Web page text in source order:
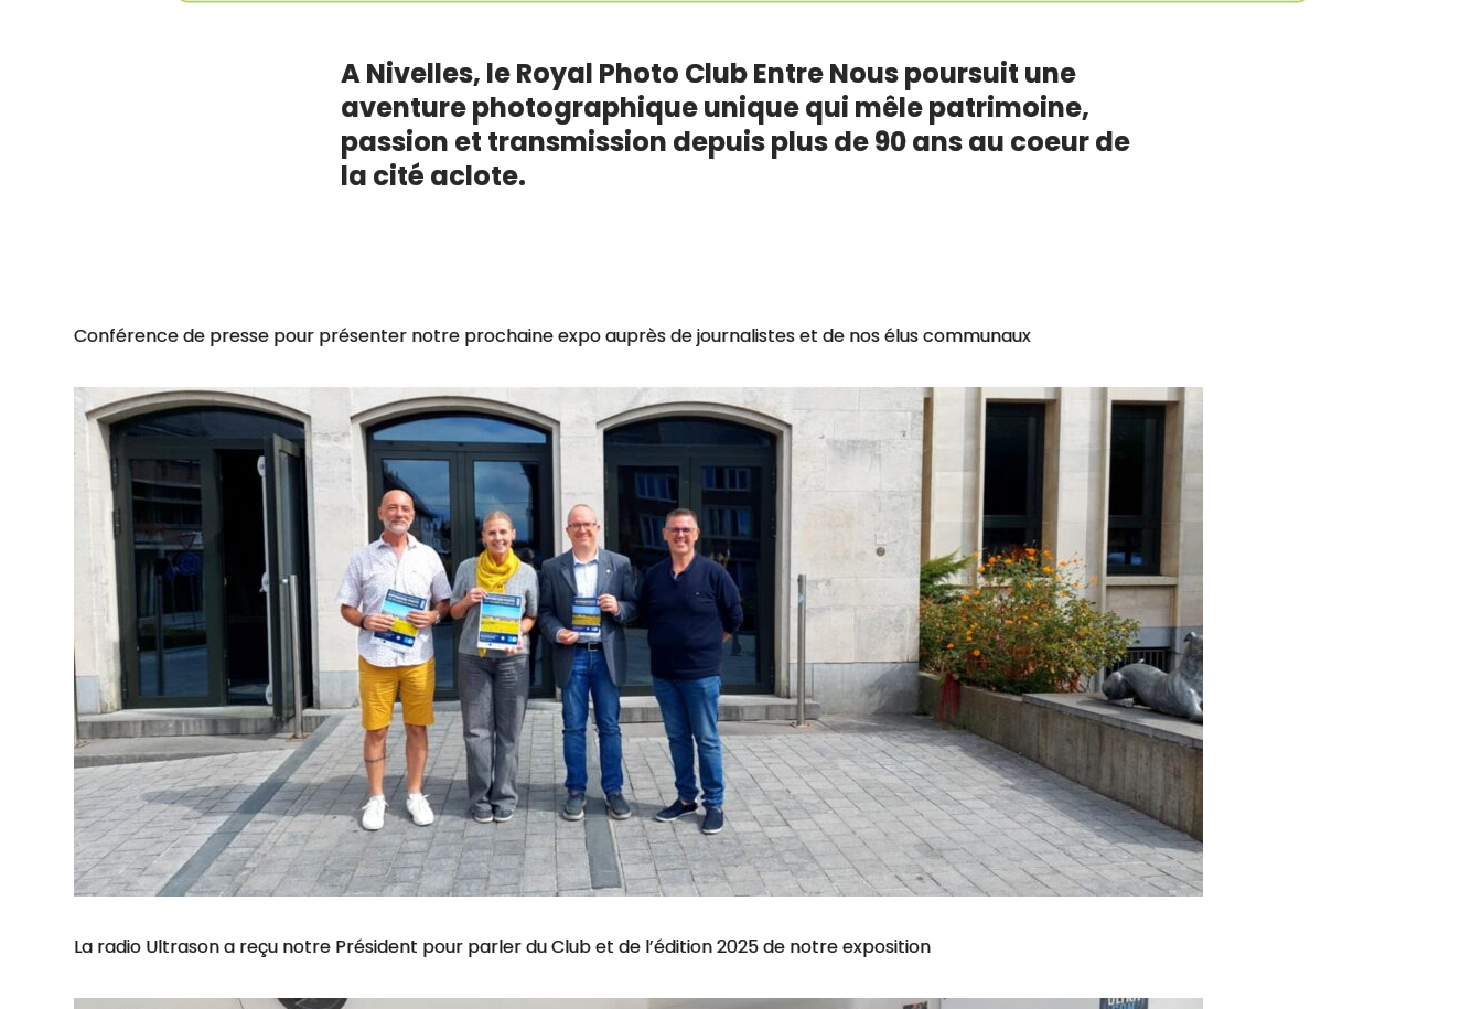
A Nivelles, le Royal Photo Club Entre Nous poursuit une
aventure photographique unique qui mêle patrimoine,
passion et transmission depuis plus de 90 ans au coeur de
la cité aclote.
Conférence de presse pour présenter notre prochaine expo auprès de journalistes et de nos élus communaux
La radio Ultrason a reçu notre Président pour parler du Club et de l’édition 2025 de notre exposition